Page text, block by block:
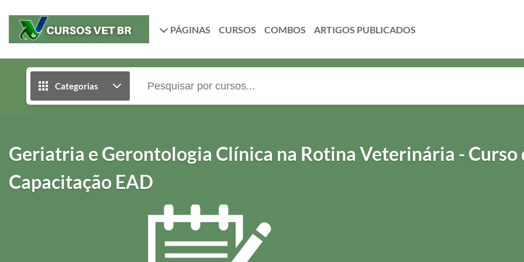
PÁGINAS CURSOS COMBOS
Categorias
Geriatria e Gerontologia Clínica na Rotina Veterinária - Curso
Capacitação EAD